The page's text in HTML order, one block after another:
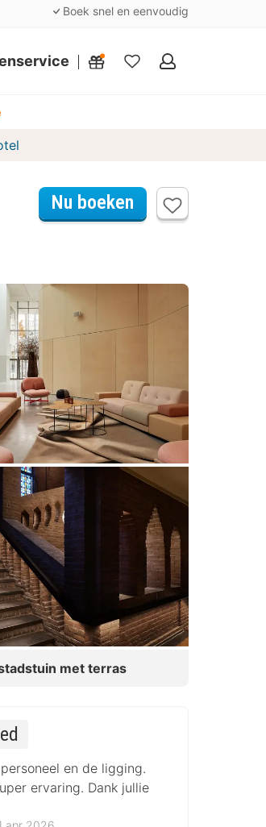
Boek snel en eenvoudig
Mijn
Nu boeken
met terras
en de ligging.
ervaring. Dank jullie